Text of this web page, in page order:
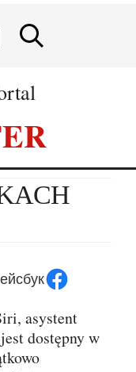
asystent
dostępny w